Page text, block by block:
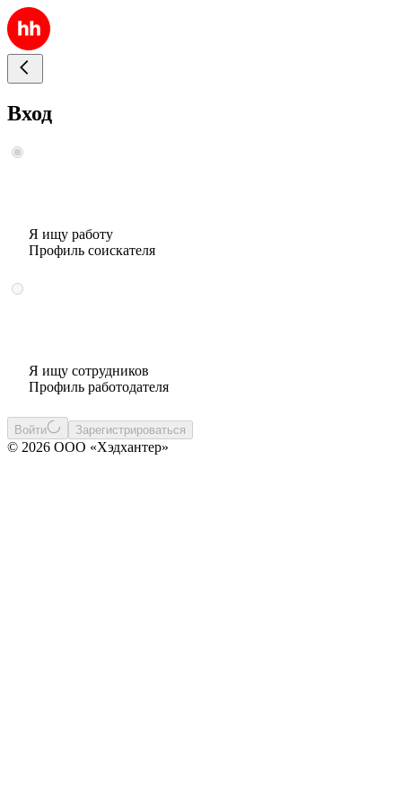
Вход
Я ищу работу
Профиль соискателя
Я ищу сотрудников
Профиль работодателя
Войти Зарегистрироваться
© 2026 ООО «Хэдхантер»